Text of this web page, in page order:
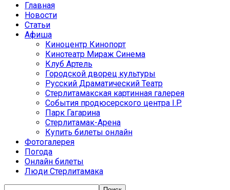
Главная
Новости
Статьи
Афиша
Киноцентр Кинопорт
Кинотеатр Мираж Синема
Клуб Артель
Городской дворец культуры
Русский Драматический Театр
Стерлитамакская картинная галерея
События продюсерского центра I.P.
Парк Гагарина
Стерлитамак-Арена
Купить билеты онлайн
Фотогалерея
Погода
Онлайн билеты
Люди Стерлитамака